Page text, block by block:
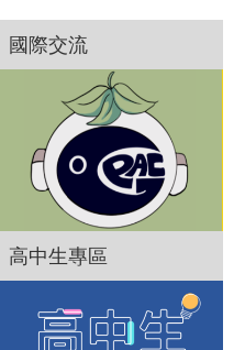
國際交流
高中生專區